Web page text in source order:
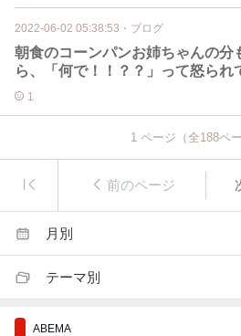
2022-06-02 05:38:53 ・ ブログ
朝食のコーンパンお姉ちゃんの分
ら、「何で！！？？」って怒られ
1
1 ページ（全188ペ
前のページ
月別
テーマ別
ABEMA